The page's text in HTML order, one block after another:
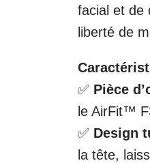
facial et de
liberté de
✅ Pièce
le AirFit™
✅ Design
la tête,